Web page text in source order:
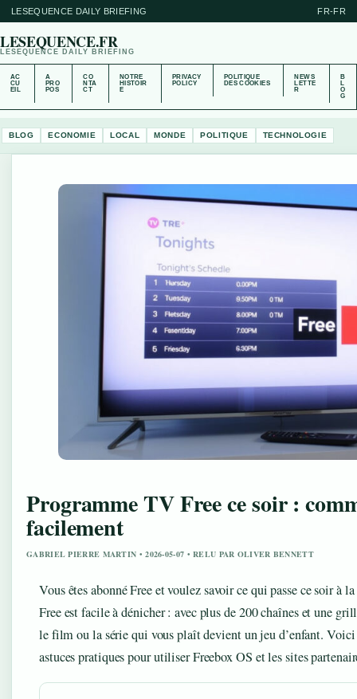
LESEQUENCE DAILY BRIEFING FR-FR
LESEQUENCE.FR
LESEQUENCE DAILY BRIEFING
AC
CU
EIL
A
PRO
POS
CO
NTA
CT
NOTRE
HISTOIR
E
PRIVACY
POLICY
POLITIQUE
DES COOKIES
NEWS
LETTE
R
B
L
O
G
BLOG ECONOMIE LOCAL MONDE POLITIQUE TECHNOLOGIE
Programme TV Free ce soir :
facilement
GABRIEL PIERRE MARTIN • 2026-05-07 • RELU PAR OLIVER BENNETT
Vous êtes abonné Free et voulez savoir ce qui passe ce soir à
Free est facile à dénicher : avec plus de 200 chaînes et une
le film ou la série qui vous plaît devient un jeu d’enfant. Voici
astuces pratiques pour utiliser Freebox OS et les sites